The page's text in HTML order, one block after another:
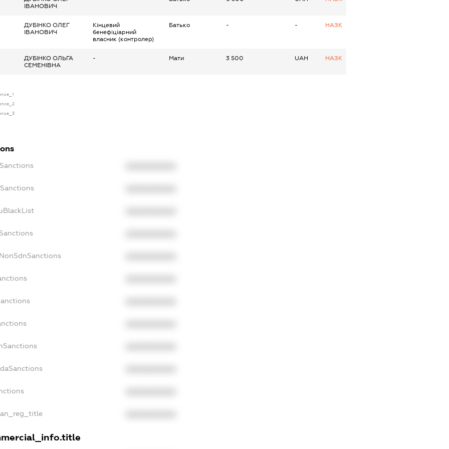
ІВАНОВИЧ
ДУБІНКО ОЛЕГ
ІВАНОВИЧ
Кінцевий
бенефіціарний
власник (контролер)
Батько - - НАЗК
ДУБІНКО ОЛЬГА
СЕМЕНІВНА
- Мати 3 500 UAH НАЗК